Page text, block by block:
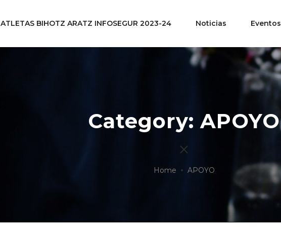
ATLETAS BIHOTZ ARATZ INFOSEGUR 2023-24 Noticias Eventos
Category: APOYO
Home APOYO